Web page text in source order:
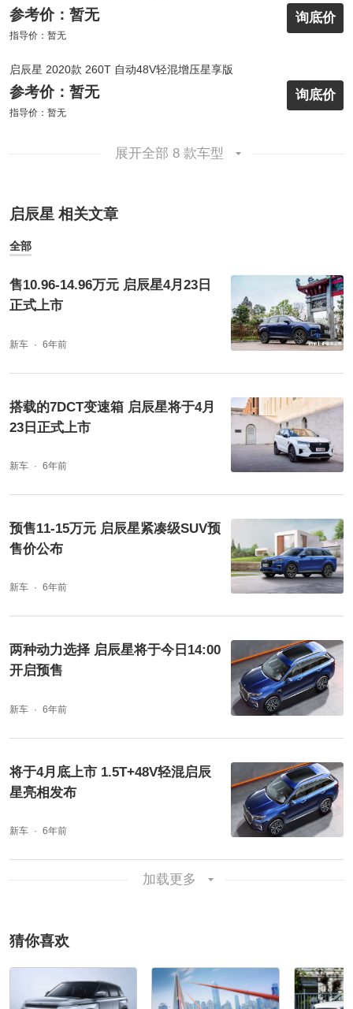
参考价：暂无
指导价：暂无
询底价
启辰星 2020款 260T 自动48V轻混增压星享版
参考价：暂无
指导价：暂无
询底价
展开全部 8 款车型
启辰星 相关文章
全部
售10.96-14.96万元 启辰星4月23日
正式上市
新车 6年前
搭载的7DCT变速箱 启辰星将于4月
23日正式上市
新车 6年前
预售11-15万元 启辰星紧凑级SUV预
售价公布
新车 6年前
两种动力选择 启辰星将于今日14:00
开启预售
新车 6年前
将于4月底上市 1.5T+48V轻混启辰
星亮相发布
新车 6年前
加载更多
猜你喜欢